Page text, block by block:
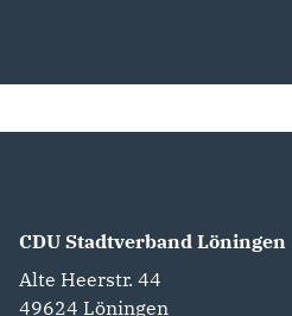
CDU Stadtverband Löningen
Alte Heerstr. 44
49624 Löningen